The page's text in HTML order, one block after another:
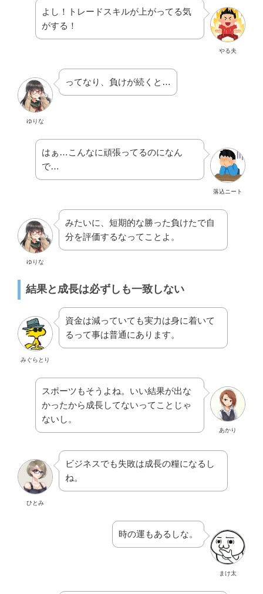
やる夫
よし！トレードスキルが上がってる気
がする！
ゆりな
ってなり、負けが続くと…
落込ニート
はぁ…こんなに頑張ってるのになん
で…
ゆりな
みたいに、短期的な勝った負けたで自
分を評価するなってことよ。
結果と成長は必ずしも一致しない
みぐらとり
資金は減っていても実力は身に着いて
るって事は普通にあります。
あかり
スポーツもそうよね。いい結果が出な
かったから成長してないってことじゃ
ないし。
ひとみ
ビジネスでも失敗は成長の糧になるし
ね。
まけ太
時の運もあるしな。